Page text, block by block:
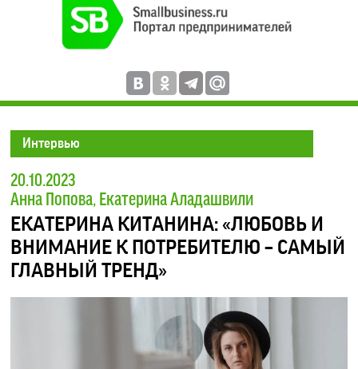
Интервью
20.10.2023
Анна Попова, Екатерина Аладашвили
ЕКАТЕРИНА КИТАНИНА: «ЛЮБОВЬ И
ВНИМАНИЕ К ПОТРЕБИТЕЛЮ – САМЫЙ
ГЛАВНЫЙ ТРЕНД»